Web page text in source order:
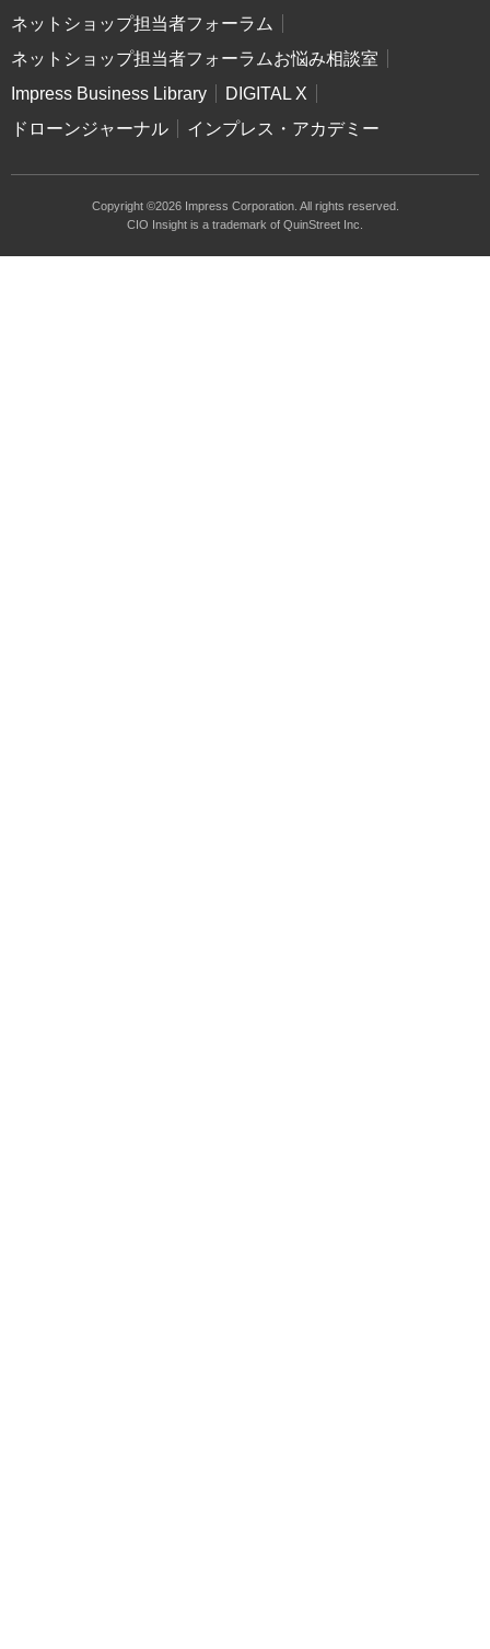
ネットショップ担当者フォーラム
ネットショップ担当者フォーラムお悩み相談室
Impress Business Library
DIGITAL X
ドローンジャーナル
インプレス・アカデミー
Copyright ©2026 Impress Corporation. All rights reserved.
CIO Insight is a trademark of QuinStreet Inc.